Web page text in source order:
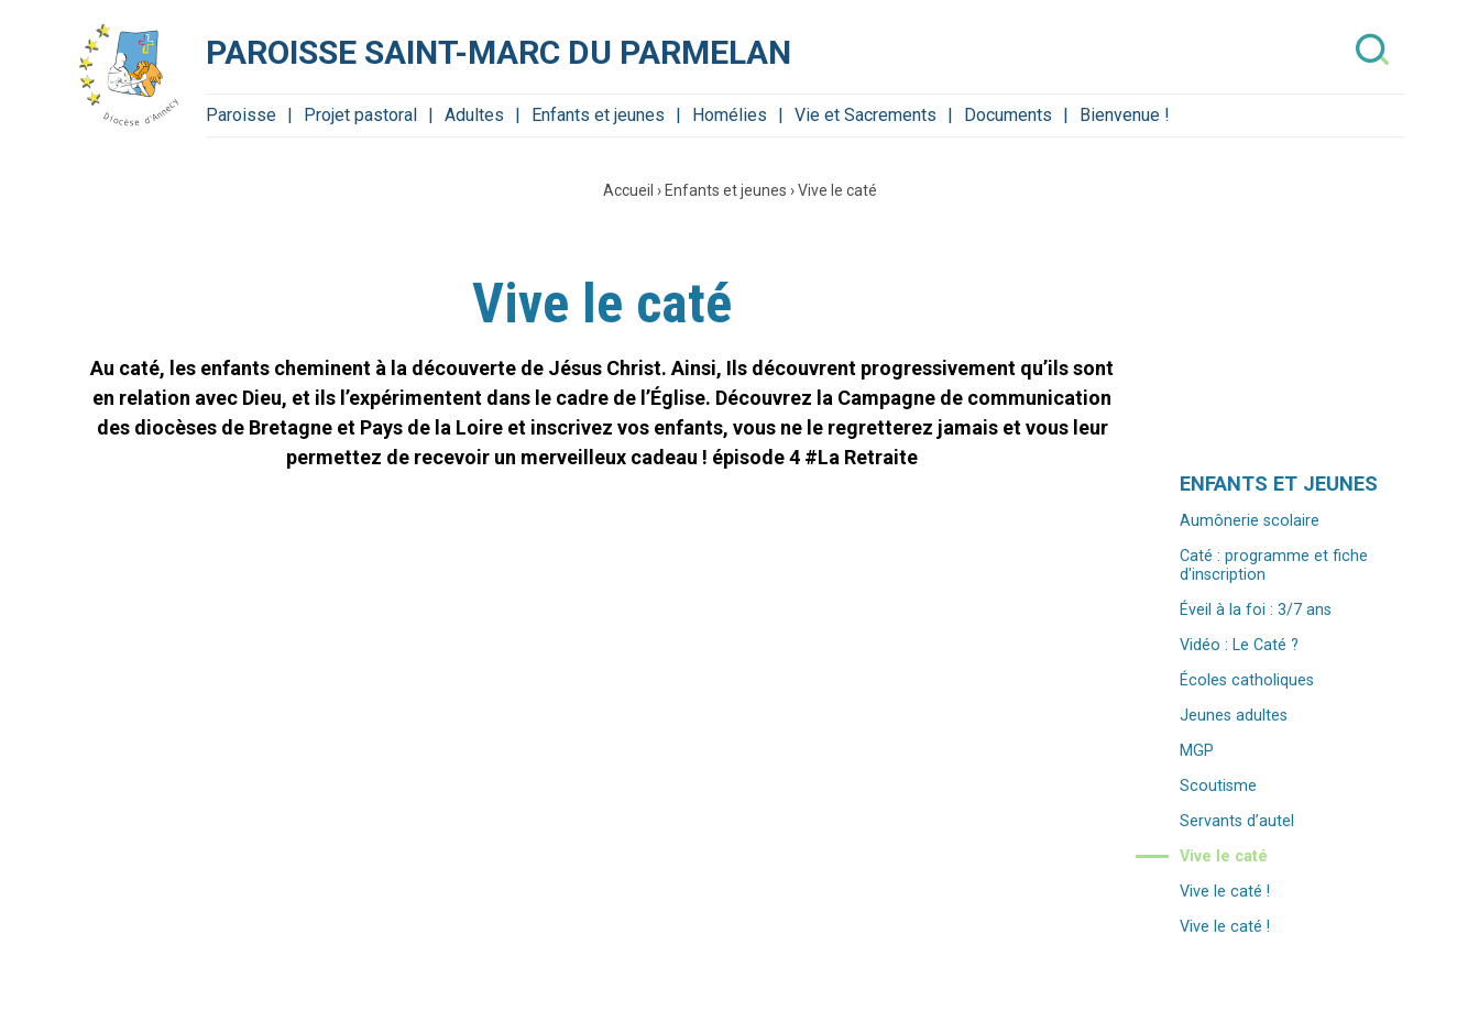
PAROISSE SAINT-MARC DU PARMELAN
Paroisse Projet pastoral Adultes Enfants et jeunes Homélies Vie et Sacrements Documents Bienvenue !
Accueil › Enfants et jeunes ›Vive le caté
Navigation
ENFANTS ET JEUNES
Aumônerie scolaire
Caté : programme et fiche
d'inscription
Éveil à la foi : 3/7 ans
Vidéo : Le Caté ?
Écoles catholiques
Jeunes adultes
MGP
Scoutisme
Servants d’autel
Vive le caté
Vive le caté !
Vive le caté !
Vive le caté
Au caté, les enfants cheminent à la découverte de Jésus Christ. Ainsi, Ils découvrent progressivement qu’ils sont
en relation avec Dieu, et ils l’expérimentent dans le cadre de l’Église. Découvrez la Campagne de communication
des diocèses de Bretagne et Pays de la Loire et inscrivez vos enfants, vous ne le regretterez jamais et vous leur
permettez de recevoir un merveilleux cadeau ! épisode 4 #La Retraite